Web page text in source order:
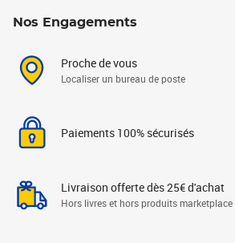
Nos Engagements
Proche de vous
Localiser un bureau de poste
Paiements 100% sécurisés
Livraison offerte dès 25€ d'achat
Hors livres et hors produits marketplace